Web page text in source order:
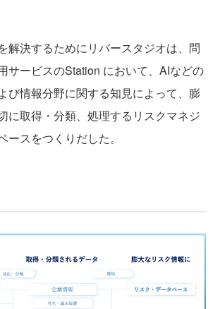
解決するためにリバースタジオは、問
サービスのStation において、AIなどの
び情報分野に関する知見によって、膨
に取得・分類、処理するリスクマネジ
ースをつくりだした。